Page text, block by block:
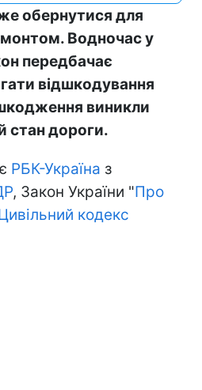
обернутися для
Водночас у
передбачає
відшкодування
виникли
стан дороги.
РБК-Україна з
, Закон України "Про
кодекс